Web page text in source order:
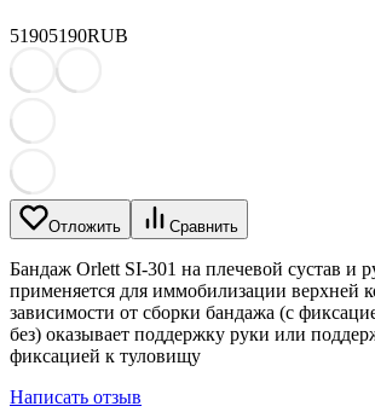
51905190RUB
Отложить Сравнить
Бандаж Orlett SI-301 на плечевой сустав и
применяется для иммобилизации верхней
зависимости от сборки бандажа (с
без) оказывает поддержку руки или
фиксацией к туловищу
Написать отзыв